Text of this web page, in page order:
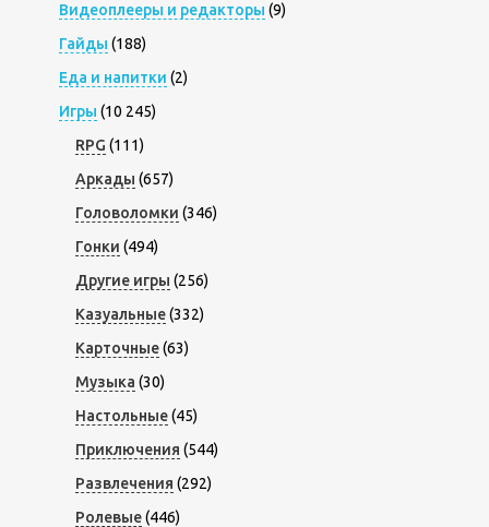
Видеоплееры и редакторы (9)
Гайды (188)
Еда и напитки (2)
Игры (10 245)
RPG (111)
Аркады (657)
Головоломки (346)
Гонки (494)
Другие игры (256)
Казуальные(332)
Карточные(63)
Музыка (30)
Настольные(45)
Приключения (544)
Развлечения (292)
Ролевые(446)